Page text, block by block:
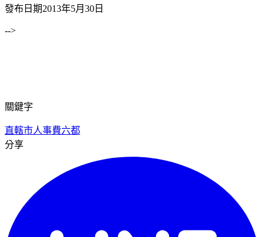
發布日期2013年5月30日
-->
關鍵字
直轄市人事費六都
分享